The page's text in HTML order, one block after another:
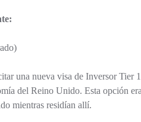
una nueva visa de Inversor Tier
del Reino Unido. Esta opción
mientras residían allí.